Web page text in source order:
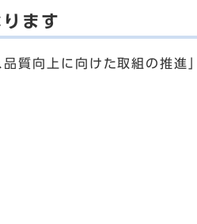
ます
質向上に向けた取組の推進」